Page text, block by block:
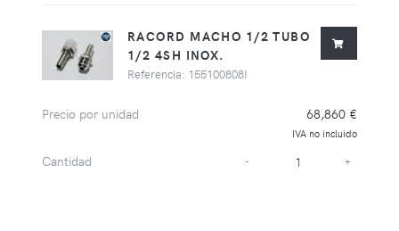
RACORD MACHO 1/2 TUBO
1/2 4SH INOX.
Referencia: 155100808I
Precio por unidad 68,860 €
IVA no incluido
Cantidad - +